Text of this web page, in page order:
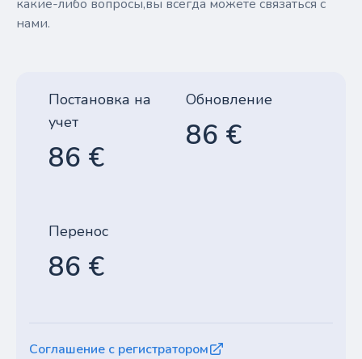
какие-либо вопросы,вы всегда можете связаться с
нами.
Постановка на
учет
86 €
Обновление
86 €
Перенос
86 €
Соглашение с регистратором